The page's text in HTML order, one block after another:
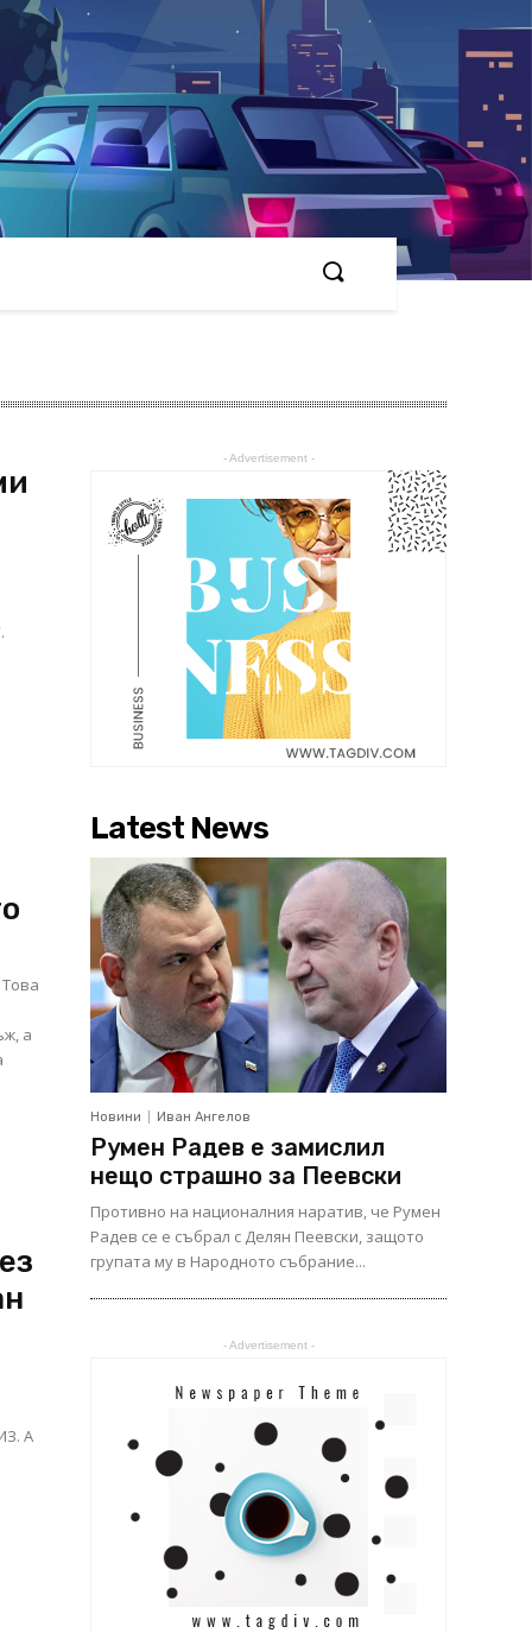
а
А
- Advertisement -
Latest News
Новини Иван Ангелов
Румен Радев е замислил
нещо страшно за Пеевски
Противно на националния наратив, че Румен
Радев се е събрал с Делян Пеевски, защото
групата му в Народното събрание...
- Advertisement -